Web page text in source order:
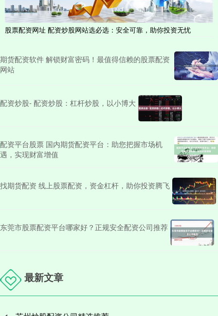
股票配资网址 配资炒股网站选必选：安全可靠，助你投资无忧
期货配资软件 解锁财富密码！最值得信赖的股票配资
网站
配资炒股- 配资炒股：杠杆炒股，以小博大
配资平台股票 国内期货配资平台：助您把握市场机
遇，实现财富增值
找期货配资 线上股票配资，资金杠杆，助你投资腾飞
东莞市股票配资平台哪家好？正规安全配资公司推荐
最新文章